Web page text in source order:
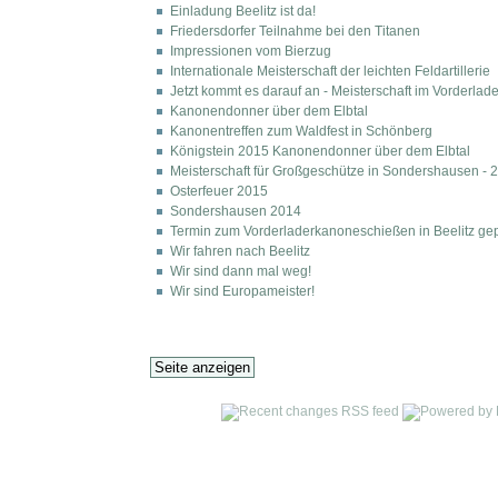
Einladung Beelitz ist da!
Friedersdorfer Teilnahme bei den Titanen
Impressionen vom Bierzug
Internationale Meisterschaft der leichten Feldartillerie
Jetzt kommt es darauf an - Meisterschaft im
Kanonendonner über dem Elbtal
Kanonentreffen zum Waldfest in Schönberg
Königstein 2015 Kanonendonner über dem Elbtal
Meisterschaft für Großgeschütze in Sondershausen -
Osterfeuer 2015
Sondershausen 2014
Termin zum Vorderladerkanoneschießen in Beelitz
Wir fahren nach Beelitz
Wir sind dann mal weg!
Wir sind Europameister!
Seite anzeigen